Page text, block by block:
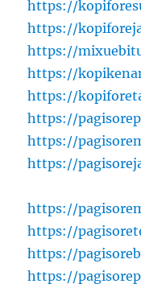
https://
https://
https://
https://
https://
https://
https://
https://
https://
https://
https://
https://